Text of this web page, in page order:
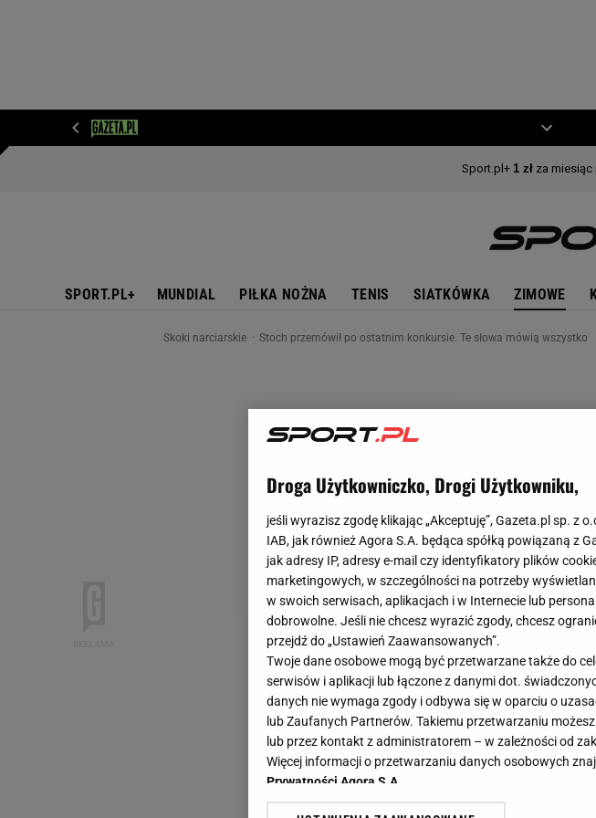
SPORT.PL+ MUNDIAL PIŁKA NOŻNA TENIS SIATKÓWKA ZIMOWE
Skoki narciarskie Stoch przemówił po ostatnim konkursie. Te słowa mówią wszystko
Droga Użytkowniczko, Drogi Użytkowniku,
jeśli wyrazisz zgodę klikając „Akceptuję”, Gazeta.pl sp. z
IAB, jak również Agora S.A. będąca spółką powiązaną z
jak adresy IP, adresy e-mail czy identyfikatory plików
marketingowych, w szczególności na potrzeby
w swoich serwisach, aplikacjach i w Internecie lub
dobrowolne. Jeśli nie chcesz wyrazić zgody, chcesz
przejdź do „Ustawień Zaawansowanych”.
Twoje dane osobowe mogą być przetwarzane także do
serwisów i aplikacji lub łączone z danymi dot.
danych nie wymaga zgody i odbywa się w oparciu o
lub Zaufanych Partnerów. Takiemu przetwarzaniu
lub przez kontakt z administratorem – w zależności od
Więcej informacji o przetwarzaniu danych osobowych
Prywatności Agora S.A.